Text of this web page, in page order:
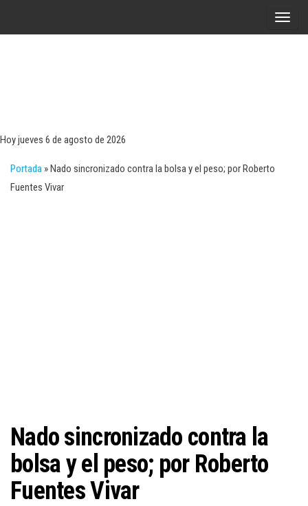
A
Hoy jueves 6 de agosto de 2026
Portada »Nado sincronizado contra la bolsa y el peso; por Roberto
Fuentes Vivar
Nado sincronizado contra la
bolsa y el peso; por Roberto
Fuentes Vivar